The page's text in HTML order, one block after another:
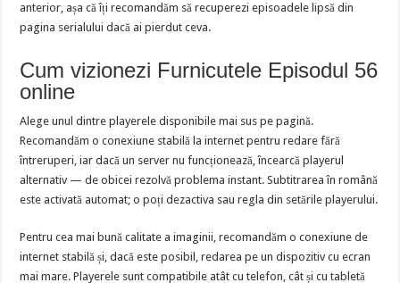
anterior, așa că îți recomandăm să recuperezi episoadele lipsă din
pagina serialului dacă ai pierdut ceva.
Cum vizionezi Furnicutele Episodul 56
online
Alege unul dintre playerele disponibile mai sus pe pagină.
Recomandăm o conexiune stabilă la internet pentru redare fără
întreruperi, iar dacă un server nu funcționează, încearcă playerul
alternativ — de obicei rezolvă problema instant. Subtitrarea în română
este activată automat; o poți dezactiva sau regla din setările playerului.
Pentru cea mai bună calitate a imaginii, recomandăm o conexiune de
internet stabilă și, dacă este posibil, redarea pe un dispozitiv cu ecran
mai mare. Playerele sunt compatibile atât cu telefon, cât și cu tabletă